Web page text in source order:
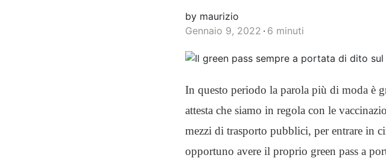
by maurizio
Gennaio 9, 2022 6 minuti
In questo periodo la parola più di moda è
attesta che siamo in regola con le
mezzi di trasporto pubblici, per entrare in
opportuno avere il proprio green pass a